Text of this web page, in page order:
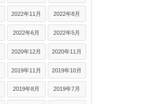
2022年11月 2022年8月
2022年6月 2022年5月
2020年12月 2020年11月
2019年11月 2019年10月
2019年8月 2019年7月